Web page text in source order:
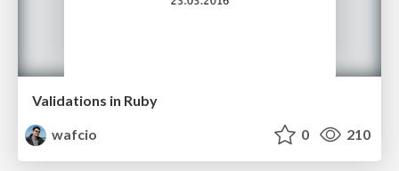
Validations in Ruby
wafcio
0 210